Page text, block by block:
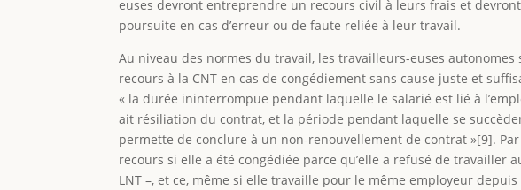
euses devront entreprendre un recours civil à leurs frais et
poursuite en cas d’erreur ou de faute reliée à leur travail.
Au niveau des normes du travail, les travailleurs-euses
recours à la CNT en cas de congédiement sans cause juste et
« la durée ininterrompue pendant laquelle le salarié est lié à
ait résiliation du contrat, et la période pendant laquelle se
permette de conclure à un non-renouvellement de contrat »[9].
recours si elle a été congédiée parce qu’elle a refusé de
LNT –, et ce, même si elle travaille pour le même employeur